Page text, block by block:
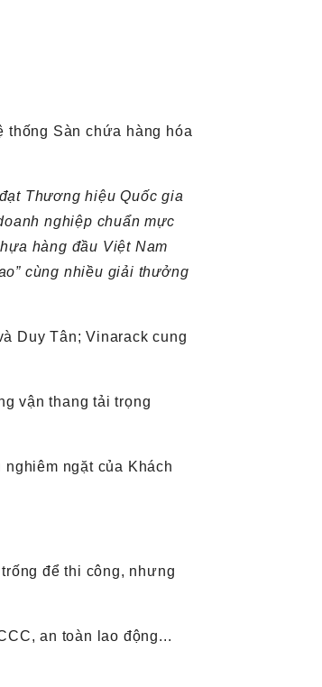
thống Sàn chứa hàng hóa
Thương hiệu Quốc gia
nghiệp chuẩn mực
hàng đầu Việt Nam
cùng nhiều giải thưởng
Duy Tân; Vinarack cung
vận thang tải trọng
ngặt của Khách
để thi công, nhưng
an toàn lao động...